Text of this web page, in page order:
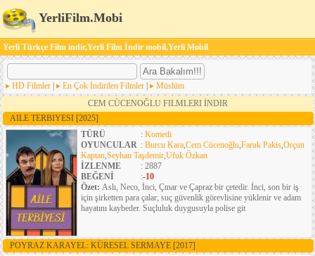
YerliFilm.Mobi
Yerli Türkçe Film indir,Yerli Film İndir mobil,Yerli Mobil
HD Filmler En Çok İndirilen Filmler
Müslüm
CEM CÜCENOĞLU FILMLERI İNDIR
AILE TERBIYESI [2025]
TÜRÜ
: Komedi
OYUNCULAR : Burcu Kara,Cem Cücenoğlu,Faruk Pakis,Orçun
Kaptan,Seyhan Taşdemir,Ufuk Özkan
İZLENME
: 2887
BEĞENİ
:-10
Özet: Aslı, Neco, İnci, Çınar ve Çapraz bir çetedir. İnci, son bir iş
için şirketten para çalar; suç güvenlik görevlisine yüklenir ve adam
hayatını kaybeder. Suçluluk duygusuyla polise git
POYRAZ KARAYEL: KÜRESEL SERMAYE [2017]